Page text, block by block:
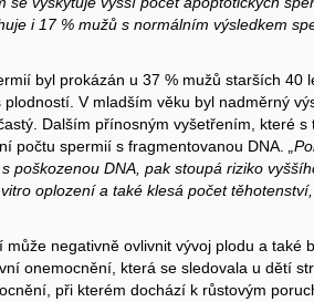
i 17 % mužů s normálním výsledkem
byl prokázán u 37 % mužů starších 40
V mladším věku byl nadměrný
Dalším přínosným vyšetřením, které s
počtu spermií s fragmentovanou DNA.
poškozenou DNA, pak stoupá riziko
oplození a také klesá počet
může negativně ovlivnit vývoj plodu a také
onemocnění, která se sledovala u dětí
při kterém dochází k růstovým